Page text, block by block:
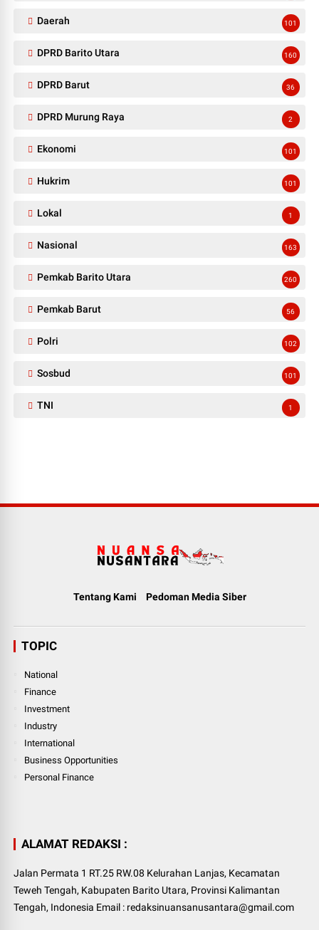
Daerah 101
DPRD Barito Utara 160
DPRD Barut 36
DPRD Murung Raya 2
Ekonomi 101
Hukrim 101
Lokal 1
Nasional 163
Pemkab Barito Utara 260
Pemkab Barut 56
Polri 102
Sosbud 101
TNI 1
Tentang Kami Pedoman Media Siber
TOPIC
National
Finance
Investment
Industry
International
Business Opportunities
Personal Finance
ALAMAT REDAKSI :
Jalan Permata 1 RT.25 RW.08 Kelurahan Lanjas, Kecamatan
Teweh Tengah, Kabupaten Barito Utara, Provinsi Kalimantan
Tengah, Indonesia Email : redaksinuansanusantara@gmail.com